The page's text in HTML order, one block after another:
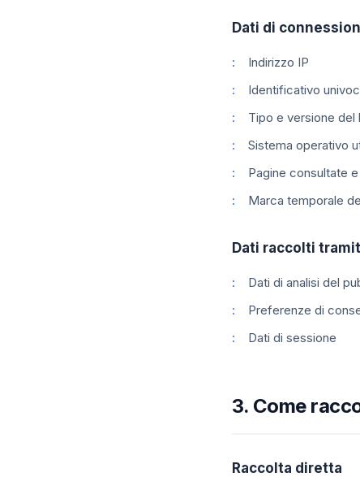
Dati di
Indirizzo IP
Identificativo
Tipo e versione del
Sistema operativo
Pagine consultate
Marca temporale
Dati raccolti
Dati di analisi del
Preferenze di
Dati di sessione
3. Come
Raccolta diretta